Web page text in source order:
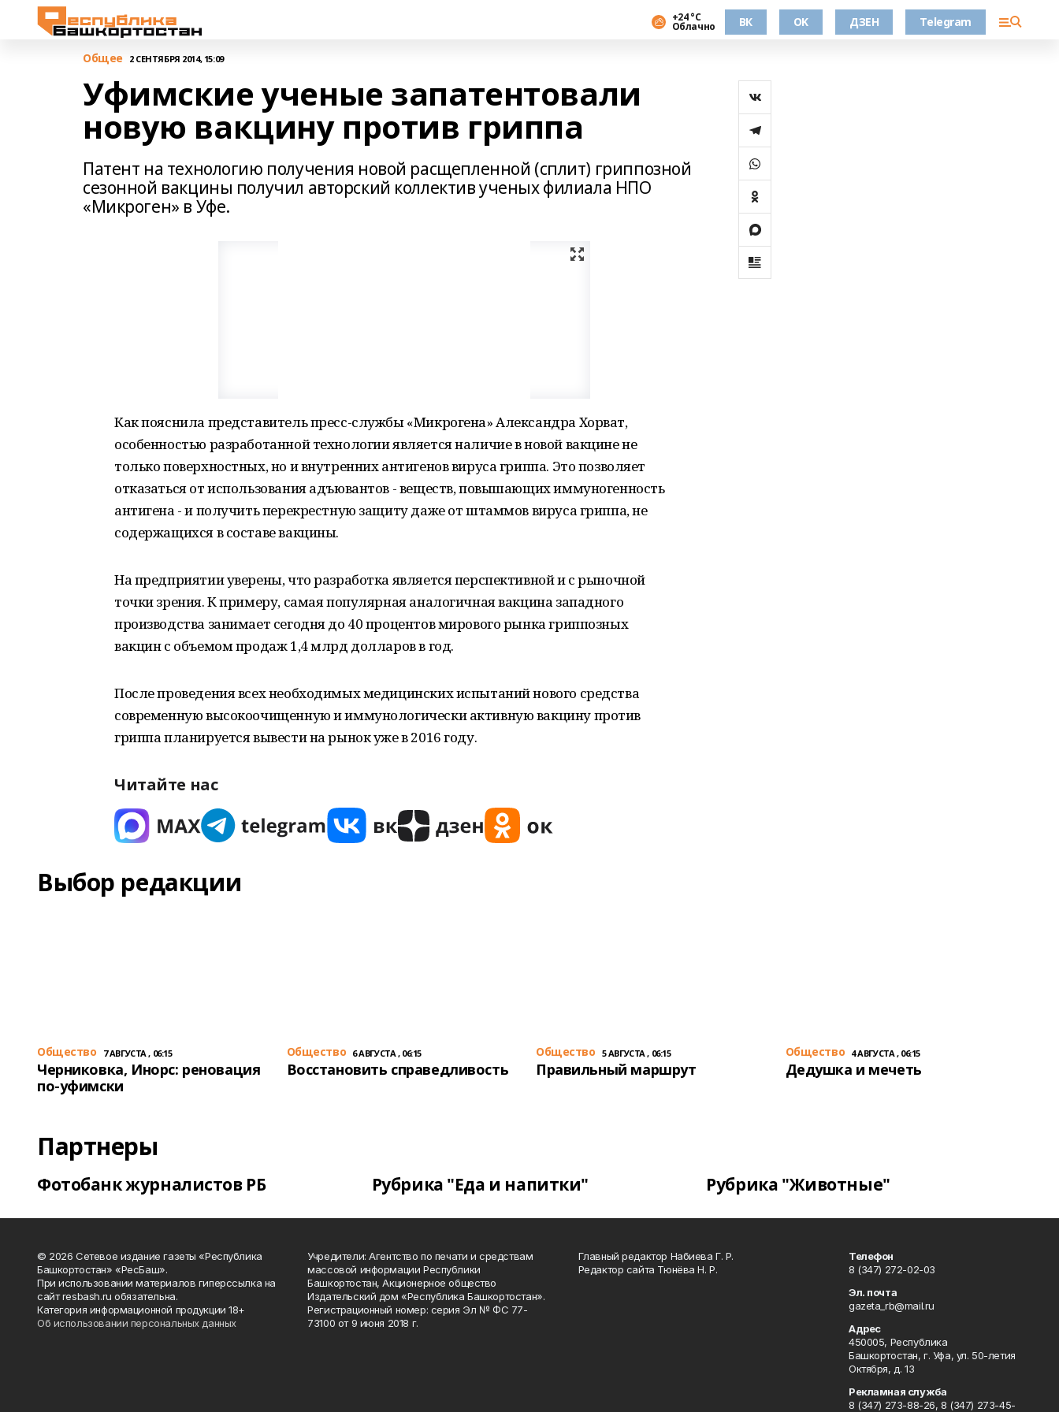
+24 °С
Облачно ВК OK ДЗЕН Telegram
Общее 2 СЕНТЯБРЯ 2014, 15:09
Уфимские ученые запатентовали
новую вакцину против гриппа
Патент на технологию получения новой расщепленной (сплит) гриппозной
сезонной вакцины получил авторский коллектив ученых филиала НПО
«Микроген» в Уфе.
Как пояснила представитель пресс-службы «Микрогена» Александра Хорват,
особенностью разработанной технологии является наличие в новой вакцине не
только поверхностных, но и внутренних антигенов вируса гриппа. Это позволяет
отказаться от использования адъювантов - веществ, повышающих иммуногенность
антигена - и получить перекрестную защиту даже от штаммов вируса гриппа, не
содержащихся в составе вакцины.
На предприятии уверены, что разработка является перспективной и с рыночной
точки зрения. К примеру, самая популярная аналогичная вакцина западного
производства занимает сегодня до 40 процентов мирового рынка гриппозных
вакцин с объемом продаж 1,4 млрд долларов в год.
После проведения всех необходимых медицинских испытаний нового средства
современную высокоочищенную и иммунологически активную вакцину против
гриппа планируется вывести на рынок уже в 2016 году.
Читайте нас
Выбор редакции
Общество 7 АВГУСТА , 06:15
Черниковка, Инорс: реновация
по-уфимски
Общество 6 АВГУСТА , 06:15
Восстановить справедливость
Общество 5 АВГУСТА , 06:15
Правильный маршрут
Общество 4 АВГУСТА , 06:15
Дедушка и мечеть
Партнеры
Фотобанк журналистов РБ Рубрика "Еда и напитки" Рубрика "Животные"
© 2026 Сетевое издание газеты «Республика
Башкортостан» «РесБаш».
При использовании материалов гиперссылка на
сайт resbash.ru обязательна.
Категория информационной продукции 18+
Об использовании персональных данных
Учредители: Агентство по печати и средствам
массовой информации Республики
Башкортостан, Акционерное общество
Издательский дом «Республика Башкортостан».
Регистрационный номер: серия Эл № ФС 77-
73100 от 9 июня 2018 г.
Главный редактор Набиева Г. Р.
Редактор сайта Тюнёва Н. Р.
Телефон
8 (347) 272-02-03
Эл. почта
gazeta_rb@mail.ru
Адрес
450005, Республика
Башкортостан, г. Уфа, ул. 50-летия
Октября, д. 13
Рекламная служба
8 (347) 273-88-26, 8 (347) 273-45-